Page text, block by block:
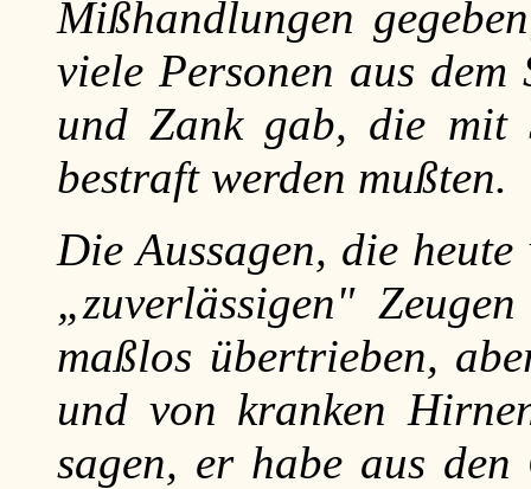
Mißhandlungen
viele Personen aus
und Zank gab, die mit
bestraft werden mußten.
Die Aussagen, die
„zuverlässigen"
maßlos übertrieben,
und von kranken
sagen, er habe aus